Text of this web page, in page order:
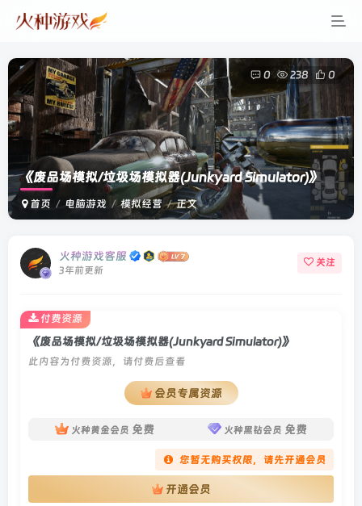
《废品场模拟/垃圾场模拟器(Junkyard Simulator)》
首页 电脑游戏 模拟经营 正文
0 238 0
火种游戏客服
3年前更新
关注
《废品场模拟/垃圾场模拟器(Junkyard Simulator)》
此内容为付费资源，请付费后查看
会员专属资源
火种黄金会员 免费 火种黑钻会员 免费
您暂无购买权限，请先开通会员
开通会员
付费资源